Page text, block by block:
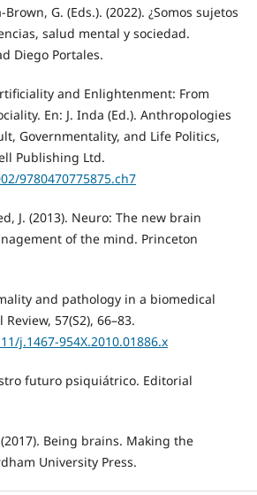
G. (Eds.). (2022). ¿Somos sujetos
salud mental y sociedad.
Diego Portales.
and Enlightenment: From
En: J. Inda (Ed.). Anthropologies
Governmentality, and Life Politics,
Publishing Ltd.
9780470775875.ch7
J. (2013). Neuro: The new brain
of the mind. Princeton
and pathology in a biomedical
57(S2), 66–83.
j.1467-954X.2010.01886.x
futuro psiquiátrico. Editorial
Being brains. Making the
University Press.